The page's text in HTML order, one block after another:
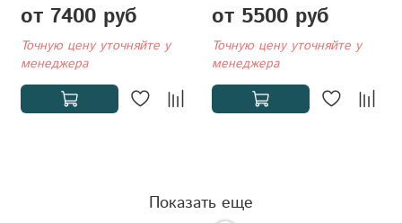
от 7400 руб
Точную цену уточняйте у
менеджера
от 5500 руб
Точную цену уточняйте у
менеджера
Показать еще